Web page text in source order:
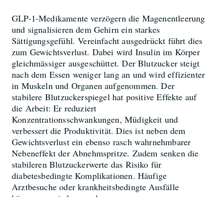
GLP-1-Medikamente verzögern die Magenentleerung
und signalisieren dem Gehirn ein starkes
Sättigungsgefühl. Vereinfacht ausgedrückt führt dies
zum Gewichtsverlust. Dabei wird Insulin im Körper
gleichmässiger ausgeschüttet. Der Blutzucker steigt
nach dem Essen weniger lang an und wird effizienter
in Muskeln und Organen aufgenommen. Der
stabilere Blutzuckerspiegel hat positive Effekte auf
die Arbeit: Er reduziert
Konzentrationsschwankungen, Müdigkeit und
verbessert die Produktivität. Dies ist neben dem
Gewichtsverlust ein ebenso rasch wahrnehmbarer
Nebeneffekt der Abnehmspritze. Zudem senken die
stabileren Blutzuckerwerte das Risiko für
diabetesbedingte Komplikationen. Häufige
Arztbesuche oder krankheitsbedingte Ausfälle